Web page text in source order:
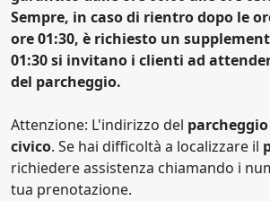
Sempre, in caso di rientro dopo le
ore 01:30, è richiesto un
01:30 si invitano i clienti ad
del parcheggio.
Attenzione: L'indirizzo del
civico. Se hai difficoltà a localizzare il
richiedere assistenza chiamando i
tua prenotazione.